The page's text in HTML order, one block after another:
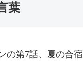
葉
の第7話、夏の合